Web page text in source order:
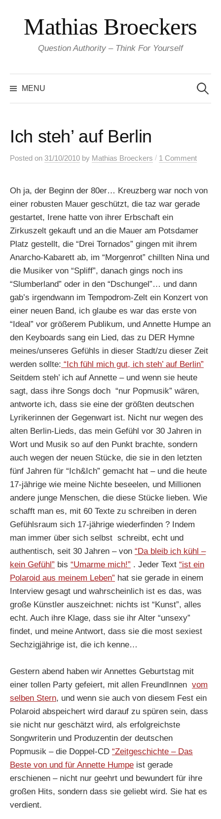
content
Mathias Broeckers
Question Authority – Think For Yourself
MENU
for:
Ich steh’ auf Berlin
Posted on 31/10/2010 by Mathias Broeckers / 1 Comment
Oh ja, der Beginn der 80er… Kreuzberg war noch von
einer robusten Mauer geschützt, die taz war gerade
gestartet, Irene hatte von ihrer Erbschaft ein
Zirkuszelt gekauft und an die Mauer am Potsdamer
Platz gestellt, die “Drei Tornados” gingen mit ihrem
Anarcho-Kabarett ab, im “Morgenrot” chillten Nina und
die Musiker von “Spliff”, danach gings noch ins
“Slumberland” oder in den “Dschungel”… und dann
gab’s irgendwann im Tempodrom-Zelt ein Konzert von
einer neuen Band, ich glaube es war das erste von
“Ideal” vor größerem Publikum, und Annette Humpe an
den Keyboards sang ein Lied, das zu DER Hymne
meines/unseres Gefühls in dieser Stadt/zu dieser Zeit
werden sollte: “Ich fühl mich gut, ich steh’ auf Berlin”
Seitdem steh’ ich auf Annette – und wenn sie heute
sagt, dass ihre Songs doch “nur Popmusik” wären,
antworte ich, dass sie eine der größten deutschen
Lyrikerinnen der Gegenwart ist. Nicht nur wegen des
alten Berlin-Lieds, das mein Gefühl vor 30 Jahren in
Wort und Musik so auf den Punkt brachte, sondern
auch wegen der neuen Stücke, die sie in den letzten
fünf Jahren für “Ich&Ich” gemacht hat – und die heute
17-jährige wie meine Nichte beseelen, und Millionen
andere junge Menschen, die diese Stücke lieben. Wie
schafft man es, mit 60 Texte zu schreiben in deren
Gefühlsraum sich 17-jährige wiederfinden ? Indem
man immer über sich selbst schreibt, echt und
authentisch, seit 30 Jahren – von “Da bleib ich kühl –
kein Gefühl” bis “Umarme mich!” . Jeder Text “ist ein
Polaroid aus meinem Leben” hat sie gerade in einem
Interview gesagt und wahrscheinlich ist es das, was
große Künstler auszeichnet: nichts ist “Kunst”, alles
echt. Auch ihre Klage, dass sie ihr Alter “unsexy”
findet, und meine Antwort, dass sie die most sexiest
Sechzigjährige ist, die ich kenne…
Gestern abend haben wir Annettes Geburtstag mit
einer tollen Party gefeiert, mit allen FreundInnen vom
selben Stern, und wenn sie auch von diesem Fest ein
Polaroid abspeichert wird darauf zu spüren sein, dass
sie nicht nur geschätzt wird, als erfolgreichste
Songwriterin und Produzentin der deutschen
Popmusik – die Doppel-CD “Zeitgeschichte – Das
Beste von und für Annette Humpe ist gerade
erschienen – nicht nur geehrt und bewundert für ihre
großen Hits, sondern dass sie geliebt wird. Sie hat es
verdient.